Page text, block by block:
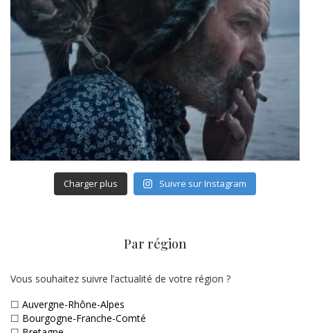
Charger plus Suivre sur Instagram
Par région
Vous souhaitez suivre l’actualité de votre région ?
☐ Auvergne-Rhône-Alpes
☐ Bourgogne-Franche-Comté